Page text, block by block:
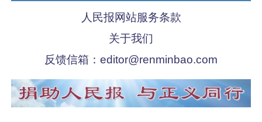
人民报网站服务条款
关于我们
反馈信箱： editor@renminbao.com